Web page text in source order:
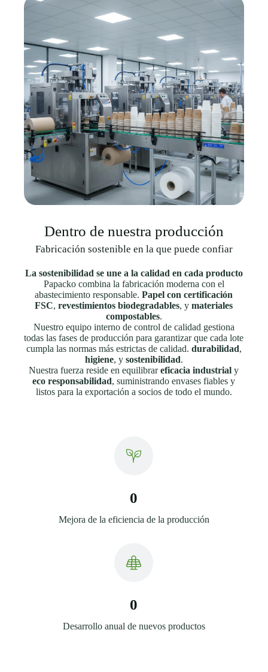
Dentro de nuestra producción
Fabricación sostenible en la que puede confiar
La sostenibilidad se une a la calidad en cada producto
Papacko combina la fabricación moderna con el
abastecimiento responsable.Papel con certificación
FSC,revestimientos biodegradables, ymateriales
compostables.
Nuestro equipo interno de control de calidad gestiona
todas las fases de producción para garantizar que cada lote
cumpla las normas más estrictas de calidad. durabilidad,
higiene, y sostenibilidad.
Nuestra fuerza reside en equilibrareficacia industrial y
eco responsabilidad, suministrando envases fiables y
listos para la exportación a socios de todo el mundo.
0
Mejora de la eficiencia de la producción
0
Desarrollo anual de nuevos productos